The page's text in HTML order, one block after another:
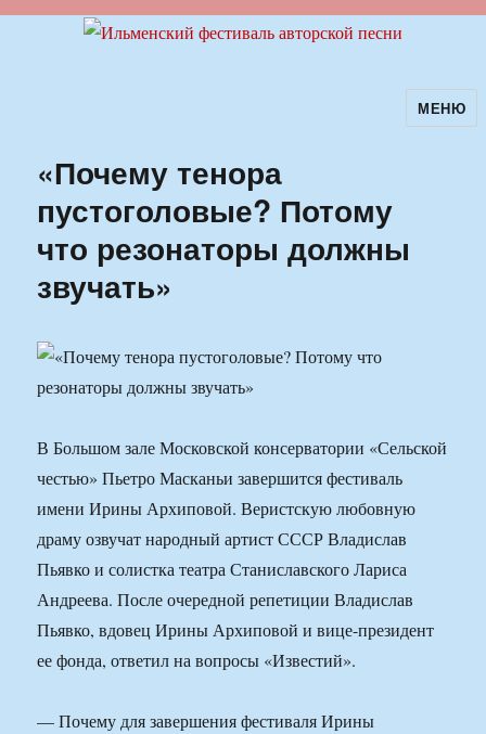
Ильменский фестиваль авторскойМЕНЮ
«Почему тенора
пустоголовые? Потому
что резонаторы должны
звучать»
В Большом зале Московской консерватории «Сельской
честью» Пьетро Масканьи завершится фестиваль
имени Ирины Архиповой. Веристскую любовную
драму озвучат народный артист СССР Владислав
Пьявко и солистка театра Станиславского Лариса
Андреева. После очередной репетиции Владислав
Пьявко, вдовец Ирины Архиповой и вице-президент
ее фонда, ответил на вопросы «Известий».
— Почему для завершения фестиваля Ирины